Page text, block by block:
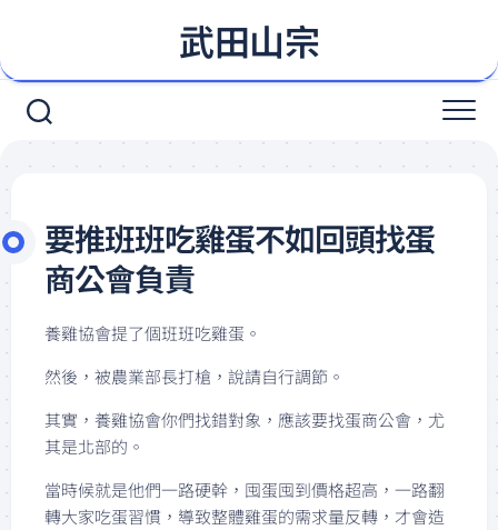
content
武田山宗
要推班班吃雞蛋不如回頭找蛋
商公會負責
養雞協會提了個班班吃雞蛋。
然後，被農業部長打槍，說請自行調節。
其實，養雞協會你們找錯對象，應該要找蛋商公會，尤
其是北部的。
當時候就是他們一路硬幹，囤蛋囤到價格超高，一路翻
轉大家吃蛋習慣，導致整體雞蛋的需求量反轉，才會造